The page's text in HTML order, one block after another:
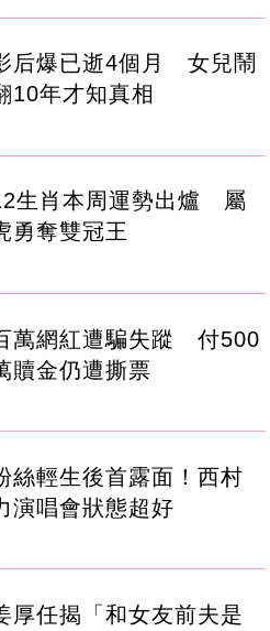
后爆已逝4個月 女兒鬧
10年才知真相
生肖本周運勢出爐 屬
勇奪雙冠王
萬網紅遭騙失蹤 付500
贖金仍遭撕票
絲輕生後首露面！西村
演唱會狀態超好
厚任揭「和女友前夫是